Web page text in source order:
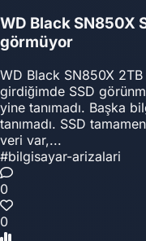
WD Black SN850X
görmüyor
WD Black SN850X 2TB
girdiğimde SSD
yine tanımadı. Başka
tanımadı. SSD
veri var,...
#bilgisayar-arizalari
0
0